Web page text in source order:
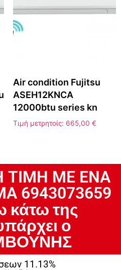
Air condition Fujitsu
ASEH12KNCA
12000btu series kn
Τιμή μετρητοίς: 665,00 €
ΤΙΜΗ ΜΕ ΕΝΑ
6943073659
κάτω της
ο
11.13%